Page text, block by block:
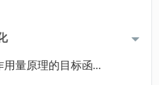
性的驾驶行为，提出基
原理的统一目标函数。
用量原理的目标函